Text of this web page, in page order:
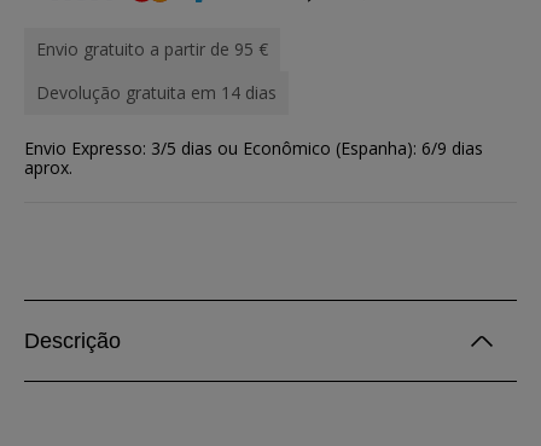
Envio gratuito a partir de 95 €
Devolução gratuita em 14 dias
Envio Expresso: 3/5 dias ou Econômico (Espanha): 6/9 dias
aprox.
Descrição